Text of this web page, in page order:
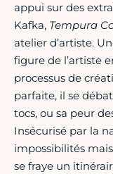
appui sur des
Kafka, Tempura
atelier d’artiste.
figure de l’artiste
processus de
parfaite, il se
tocs, ou sa peur
Insécurisé par la
impossibilités mais
se fraye un